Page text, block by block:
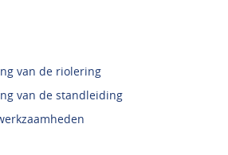
van de riolering
van de standleiding